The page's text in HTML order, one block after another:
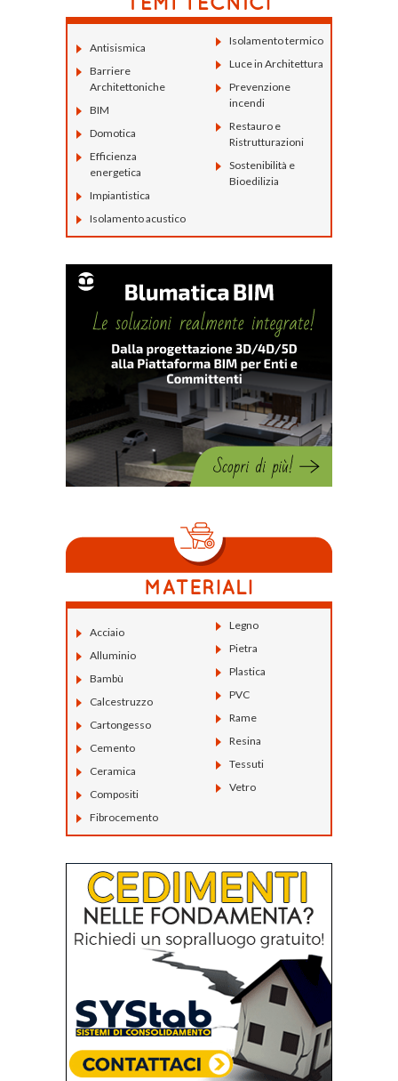
Antisismica
Barriere
Architettoniche
BIM
Domotica
Efficienza
energetica
Impiantistica
Isolamento acustico
Isolamento termico
Luce in Architettura
Prevenzione
incendi
Restauro e
Ristrutturazioni
Sostenibilità e
Bioedilizia
Acciaio
Alluminio
Bambù
Calcestruzzo
Cartongesso
Cemento
Ceramica
Compositi
Fibrocemento
Legno
Pietra
Plastica
PVC
Rame
Resina
Tessuti
Vetro